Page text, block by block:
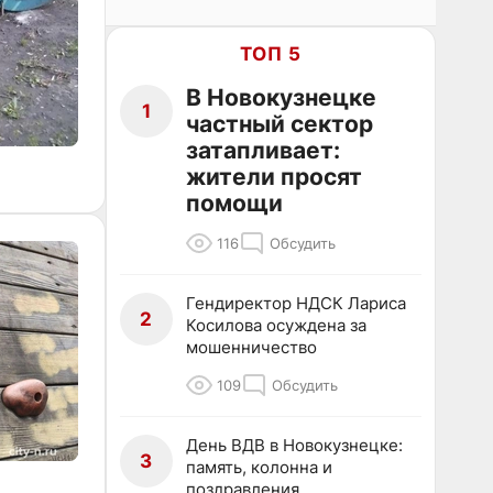
ТОП 5
1
В Новокузнецке
частный сектор
затапливает:
жители просят
помощи
116 Обсудить
2
Гендиректор НДСК Лариса
Косилова осуждена за
мошенничество
109 Обсудить
3
День ВДВ в Новокузнецке:
память, колонна и